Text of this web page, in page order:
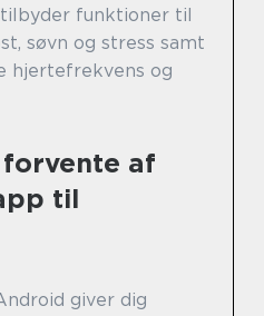
funktioner til
søvn og stress samt
hjertefrekvens og
forvente af
til
giver dig